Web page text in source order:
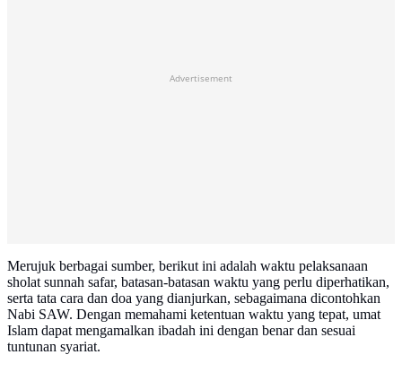
Advertisement
Merujuk berbagai sumber, berikut ini adalah waktu pelaksanaan
sholat sunnah safar, batasan-batasan waktu yang perlu diperhatikan,
serta tata cara dan doa yang dianjurkan, sebagaimana dicontohkan
Nabi SAW. Dengan memahami ketentuan waktu yang tepat, umat
Islam dapat mengamalkan ibadah ini dengan benar dan sesuai
tuntunan syariat.